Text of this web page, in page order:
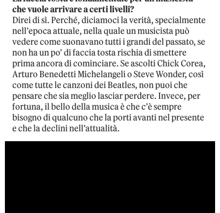
che vuole arrivare a certi livelli?
Direi di sì. Perché, diciamoci la verità, specialmente
nell’epoca attuale, nella quale un musicista può
vedere come suonavano tutti i grandi del passato, se
non ha un po’ di faccia tosta rischia di smettere
prima ancora di cominciare. Se ascolti Chick Corea,
Arturo Benedetti Michelangeli o Steve Wonder, così
come tutte le canzoni dei Beatles, non puoi che
pensare che sia meglio lasciar perdere. Invece, per
fortuna, il bello della musica è che c’è sempre
bisogno di qualcuno che la porti avanti nel presente
e che la declini nell’attualità.